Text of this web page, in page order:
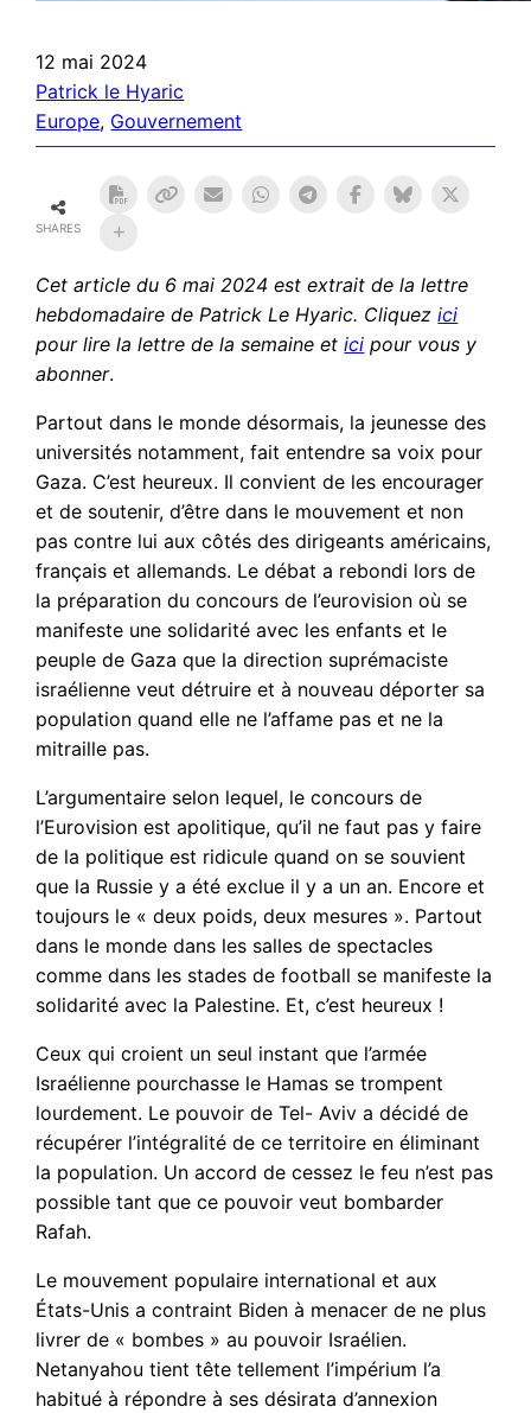
12 mai 2024
Patrick le Hyaric
Europe, Gouvernement
SHARES
Cet article du 6 mai 2024 est extrait de la lettre
hebdomadaire de Patrick Le Hyaric. Cliquezici
pour lire la lettre de la semaine etici pour vous y
abonner.
Partout dans le monde désormais, la jeunesse des
universités notamment, fait entendre sa voix pour
Gaza. C’est heureux. Il convient de les encourager
et de soutenir, d’être dans le mouvement et non
pas contre lui aux côtés des dirigeants américains,
français et allemands. Le débat a rebondi lors de
la préparation du concours de l’eurovision où se
manifeste une solidarité avec les enfants et le
peuple de Gaza que la direction suprémaciste
israélienne veut détruire et à nouveau déporter sa
population quand elle ne l’affame pas et ne la
mitraille pas.
L’argumentaire selon lequel, le concours de
l’Eurovision est apolitique, qu’il ne faut pas y faire
de la politique est ridicule quand on se souvient
que la Russie y a été exclue il y a un an. Encore et
toujours le « deux poids, deux mesures ». Partout
dans le monde dans les salles de spectacles
comme dans les stades de football se manifeste la
solidarité avec la Palestine. Et, c’est heureux !
Ceux qui croient un seul instant que l’armée
Israélienne pourchasse le Hamas se trompent
lourdement. Le pouvoir de Tel- Aviv a décidé de
récupérer l’intégralité de ce territoire en éliminant
la population. Un accord de cessez le feu n’est pas
possible tant que ce pouvoir veut bombarder
Rafah.
Le mouvement populaire international et aux
États-Unis a contraint Biden à menacer de ne plus
livrer de « bombes » au pouvoir Israélien.
Netanyahou tient tête tellement l’impérium l’a
habitué à répondre à ses désirata d’annexion